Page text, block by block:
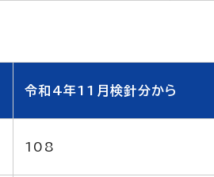
令和4年11月検針分から
108